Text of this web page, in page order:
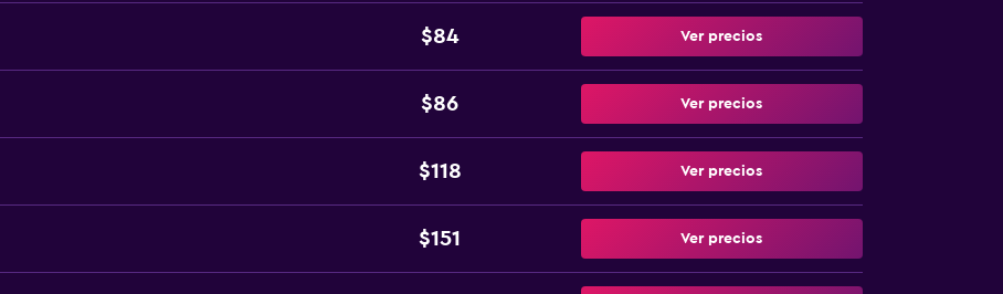
$84 Ver precios
$86 Ver precios
$118 Ver precios
$151 Ver precios